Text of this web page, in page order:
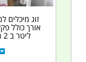
ליטר ב 2 המיכלים קוטר...